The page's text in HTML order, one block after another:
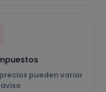
pueden variar